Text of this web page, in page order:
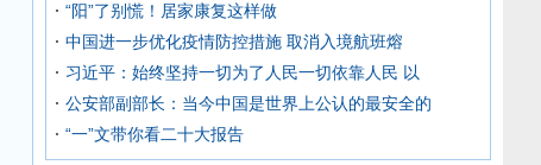
“阳”了别慌！居家康复这样做
中国进一步优化疫情防控措施 取消入境航班熔
习近平：始终坚持一切为了人民一切依靠人民 以
公安部副部长：当今中国是世界上公认的最安全的
“一”文带你看二十大报告